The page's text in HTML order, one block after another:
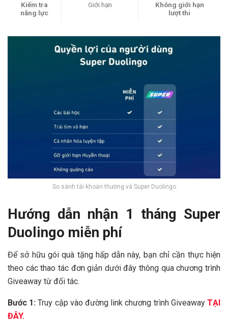
Kiểm tra
năng lực
Giới hạn
Không giới hạn
lượt thi
So sánh tài khoản thường và Super Duolingo
Hướng dẫn nhận 1 tháng Super
Duolingo miễn phí
Để sở hữu gói quà tặng hấp dẫn này, bạn chỉ cần thực hiện
theo các thao tác đơn giản dưới đây thông qua chương trình
Giveaway từ đối tác.
Bước 1: Truy cập vào đường link chương trình GiveawayTẠI
ĐÂY.